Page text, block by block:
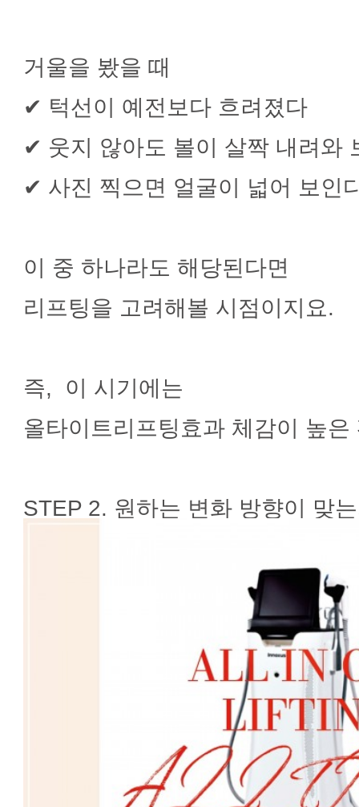
거울을 봤을 때
✔ 턱선이 예전보다 흐려졌다
✔ 웃지 않아도 볼이 살짝 내려와
✔ 사진 찍으면 얼굴이 넓어 보인
이 중 하나라도 해당된다면
리프팅을 고려해볼 시점이지요.
즉, 이 시기에는
올타이트리프팅효과 체감이 높은
STEP 2. 원하는 변화 방향이 맞